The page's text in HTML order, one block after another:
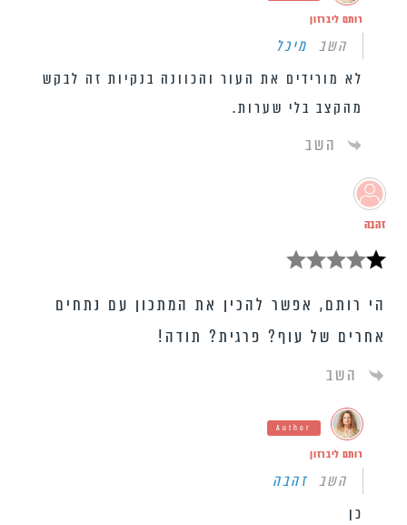
רותם ליברזון
השב מיכל
לא מורידים את העור והכוונה בנקיות זה לבקש
מהקצב בלי שערות.
השב
זהבה
הי רותם, אפשר להכין את המתכון עם נתחים
אחרים של עוף? פרגית? תודה!
השב
Author
רותם ליברזון
השבזהבה
כן